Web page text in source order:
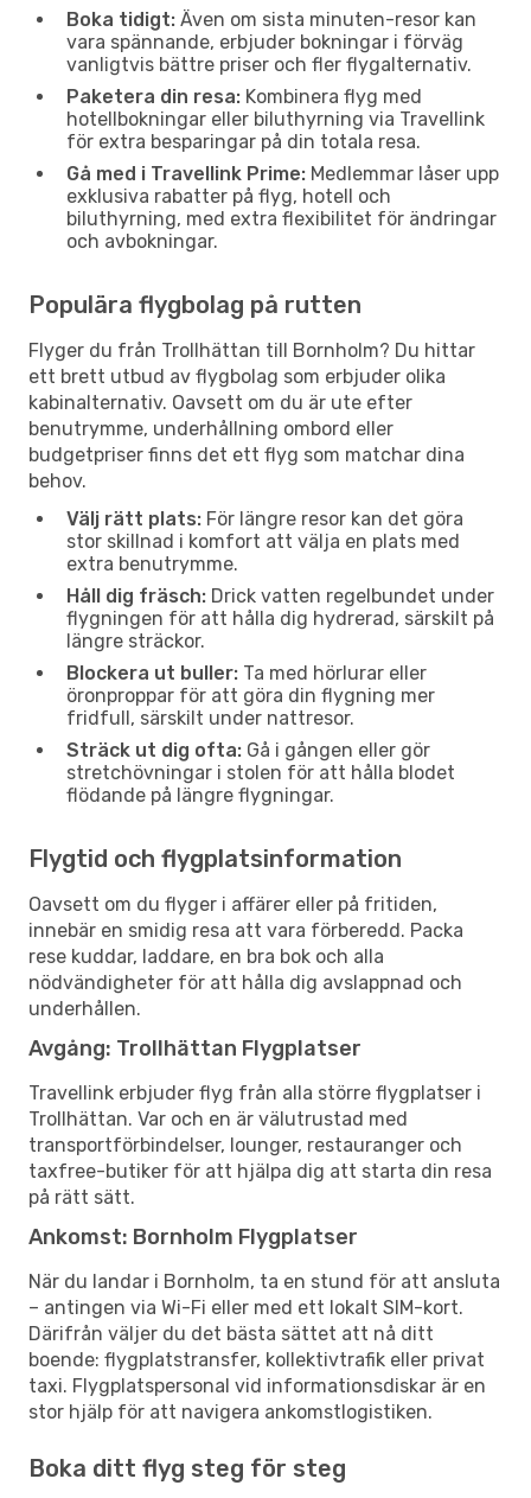
Boka tidigt: Även om sista minuten-resor kan
vara spännande, erbjuder bokningar i förväg
vanligtvis bättre priser och fler flygalternativ.
Paketera din resa: Kombinera flyg med
hotellbokningar eller biluthyrning via Travellink
för extra besparingar på din totala resa.
Gå med i Travellink Prime: Medlemmar låser upp
exklusiva rabatter på flyg, hotell och
biluthyrning, med extra flexibilitet för ändringar
och avbokningar.
Populära flygbolag på rutten
Flyger du från Trollhättan till Bornholm? Du hittar
ett brett utbud av flygbolag som erbjuder olika
kabinalternativ. Oavsett om du är ute efter
benutrymme, underhållning ombord eller
budgetpriser finns det ett flyg som matchar dina
behov.
Välj rätt plats: För längre resor kan det göra
stor skillnad i komfort att välja en plats med
extra benutrymme.
Håll dig fräsch: Drick vatten regelbundet under
flygningen för att hålla dig hydrerad, särskilt på
längre sträckor.
Blockera ut buller: Ta med hörlurar eller
öronproppar för att göra din flygning mer
fridfull, särskilt under nattresor.
Sträck ut dig ofta: Gå i gången eller gör
stretchövningar i stolen för att hålla blodet
flödande på längre flygningar.
Flygtid och flygplatsinformation
Oavsett om du flyger i affärer eller på fritiden,
innebär en smidig resa att vara förberedd. Packa
rese kuddar, laddare, en bra bok och alla
nödvändigheter för att hålla dig avslappnad och
underhållen.
Avgång: Trollhättan Flygplatser
Travellink erbjuder flyg från alla större flygplatser i
Trollhättan. Var och en är välutrustad med
transportförbindelser, lounger, restauranger och
taxfree-butiker för att hjälpa dig att starta din resa
på rätt sätt.
Ankomst: Bornholm Flygplatser
När du landar i Bornholm, ta en stund för att ansluta
– antingen via Wi-Fi eller med ett lokalt SIM-kort.
Därifrån väljer du det bästa sättet att nå ditt
boende: flygplatstransfer, kollektivtrafik eller privat
taxi. Flygplatspersonal vid informationsdiskar är en
stor hjälp för att navigera ankomstlogistiken.
Boka ditt flyg steg för steg